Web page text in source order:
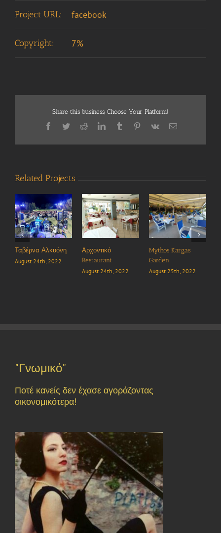
Project URL: facebook
Copyright: 7%
Share this business, Choose Your Platform!
Facebook
TwitterRedditLinkedInTumblr Pinterest
Vk Email
Related Projects
Ταβέρνα Αλκυόνη
August 24th, 2022
Αρχοντικό
Restaurant
August 24th, 2022
Mythos Kargas
Garden
August 25th, 2022
"Γνωμικό"
Ποτέ κανείς δεν έχασε αγοράζοντας
οικονομικότερα!